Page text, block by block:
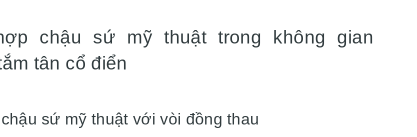
chậu sứ mỹ thuật trong không gian
tân cổ điển
sứ mỹ thuật với vòi đồng thau